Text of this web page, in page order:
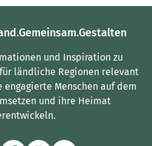
und Inspiration zu
ländliche Regionen relevant
engagierte Menschen auf dem
und ihre Heimat